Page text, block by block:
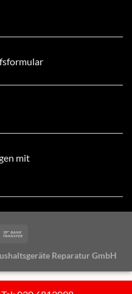
mit
Reparatur GmbH